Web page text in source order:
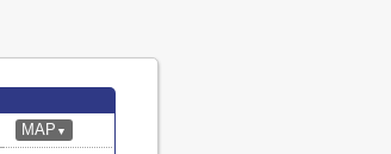
MAP ▼